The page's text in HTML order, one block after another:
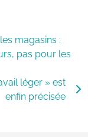
magasins :
pas pour les
léger » est
enfin précisée